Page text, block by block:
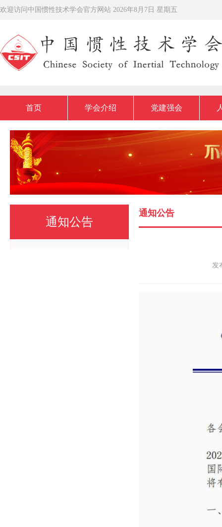
欢迎访问中国惯性技术学会官方网站 2026年8月7日 星期五
首页 学会介绍 党建强会
通知公告
通知公告
发